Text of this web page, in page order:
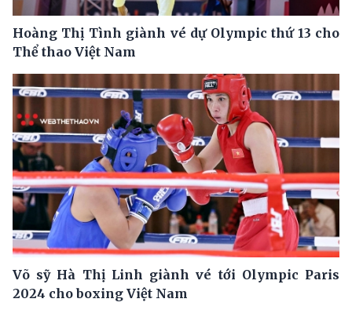
Hoàng Thị Tình giành vé dự Olympic thứ 13 cho
Thể thao Việt Nam
Võ sỹ Hà Thị Linh giành vé tới Olympic Paris
2024 cho boxing Việt Nam